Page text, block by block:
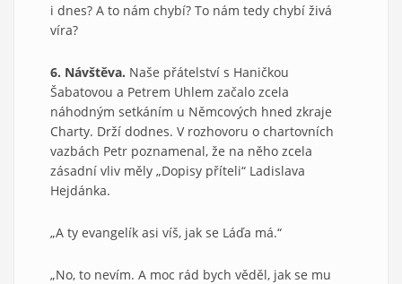
i dnes? A to nám chybí? To nám tedy chybí živá
víra?
6. Návštěva. Naše přátelství s Haničkou
Šabatovou a Petrem Uhlem začalo zcela
náhodným setkáním u Němcových hned zkraje
Charty. Drží dodnes. V rozhovoru o chartovních
vazbách Petr poznamenal, že na něho zcela
zásadní vliv měly „Dopisy příteli“ Ladislava
Hejdánka.
„A ty evangelík asi víš, jak se Láďa má.“
„No, to nevím. A moc rád bych věděl, jak se mu